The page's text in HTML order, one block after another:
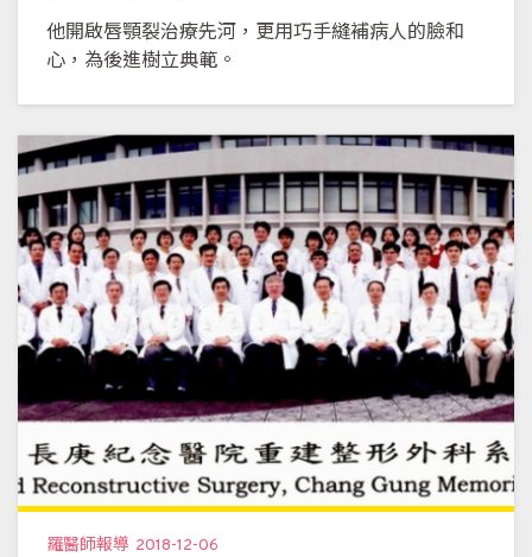
他開啟唇顎裂治療先河，更用巧手縫補病人的臉和
心，為後進樹立典範。
羅醫師報導 2018-12-06